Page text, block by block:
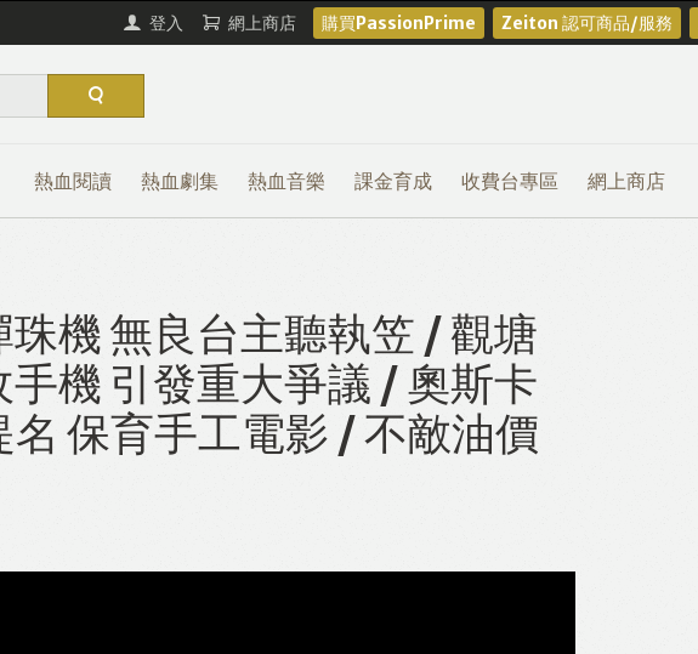
登入 網上商店 購買PassionPrime Zeiton 認可商品/服務
熱血閱讀 熱血劇集 熱血音樂 課金育成 收費台專區 網上商店
機 無良台主聽執笠 / 觀塘
機 引發重大爭議 / 奧斯卡
保育手工電影 / 不敵油價